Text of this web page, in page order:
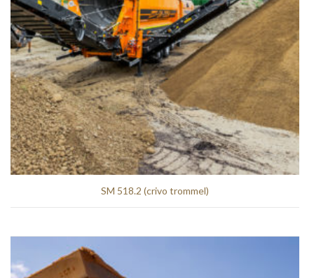
SM 518.2 (crivo trommel)